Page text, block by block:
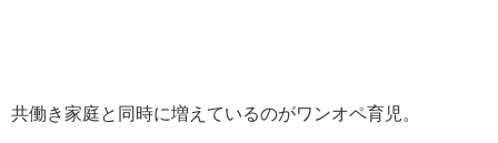
共働き家庭と同時に増えているのがワンオペ育児。